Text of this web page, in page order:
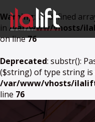
Warning: Undefined
in /var/www/vhosts/
on line76
Deprecated: substr():
($string) of type string is
/var/www/vhosts/
line 76